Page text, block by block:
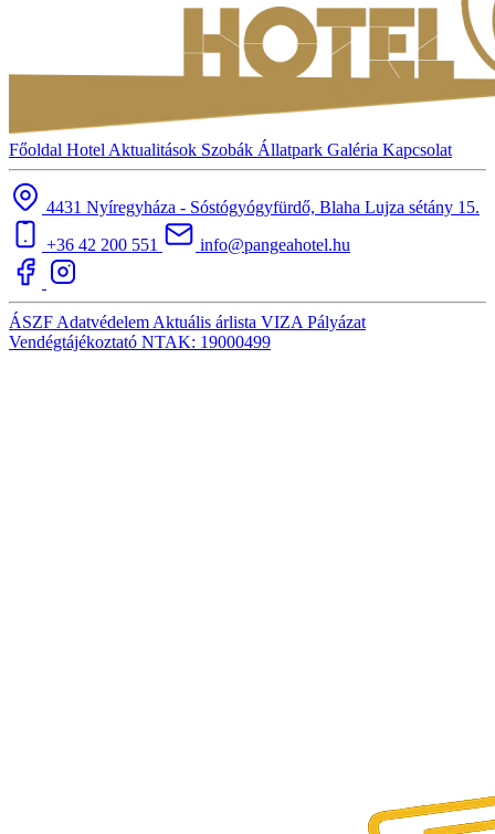
Főoldal Hotel Aktualitások Szobák Állatpark Galéria Kapcsolat
4431 Nyíregyháza - Sóstógyógyfürdő, Blaha Lujza sétány 15.
+36 42 200 551
info@pangeahotel.hu
ÁSZF Adatvédelem Aktuális árlista VIZA Pályázat
Vendégtájékoztató NTAK: 19000499